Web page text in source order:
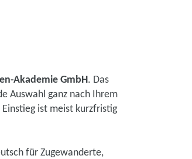
Akademie GmbH. Das
Auswahl ganz nach Ihrem
ist meist kurzfristig
für Zugewanderte,